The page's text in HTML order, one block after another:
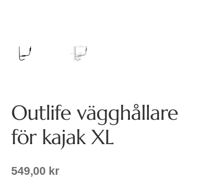
Outlife vägghållare
för kajak XL
549,00 kr